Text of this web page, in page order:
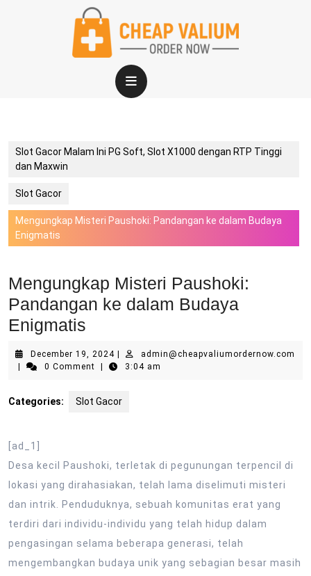
Open
Slot Gacor Malam Ini PG Soft, Slot X1000 dengan RTP Tinggi
dan Maxwin
Slot Gacor
Mengungkap Misteri Paushoki: Pandangan ke dalam Budaya
Enigmatis
Mengungkap Misteri Paushoki:
Pandangan ke dalam Budaya
Enigmatis
December 19, 2024December
19,
admin@cheapvaliumordernow.com
admin@cheapvaliumordernow.com
0 Comment 3:04 am
Categories: Slot Gacor
[ad_1]
Desa kecil Paushoki, terletak di pegunungan terpencil di
lokasi yang dirahasiakan, telah lama diselimuti misteri
dan intrik. Penduduknya, sebuah komunitas erat yang
terdiri dari individu-individu yang telah hidup dalam
pengasingan selama beberapa generasi, telah
mengembangkan budaya unik yang sebagian besar masih